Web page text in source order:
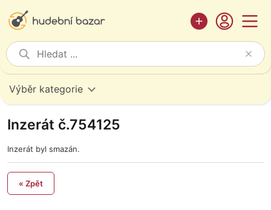
Výběr kategorie
Inzerát č.754125
Inzerát byl smazán.
« Zpět